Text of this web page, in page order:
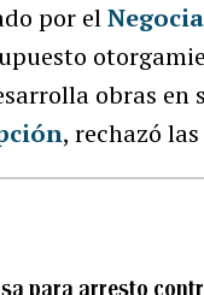
por el
obras
, rechazó
para arresto